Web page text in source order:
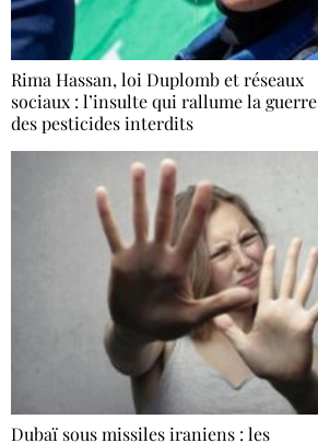
Rima Hassan, loi Duplomb et réseaux
sociaux : l’insulte qui rallume la guerre
des pesticides interdits
Dubaï sous missiles iraniens : les